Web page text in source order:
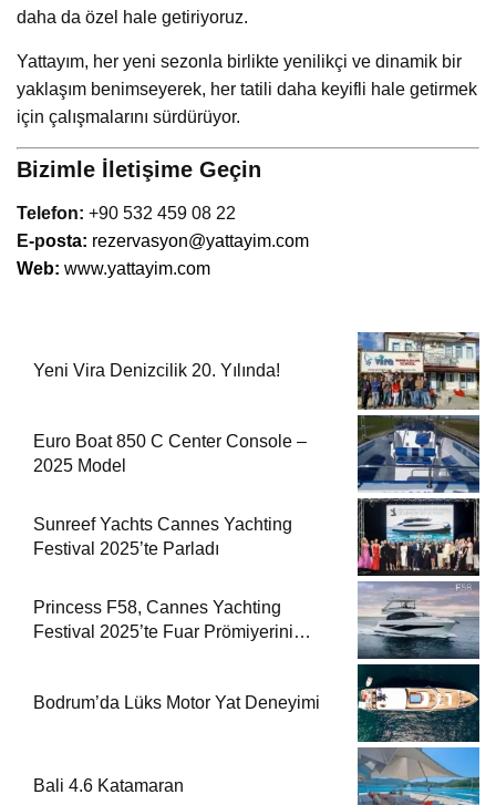
daha da özel hale getiriyoruz.
Yattayım, her yeni sezonla birlikte yenilikçi ve dinamik bir
yaklaşım benimseyerek, her tatili daha keyifli hale getirmek
için çalışmalarını sürdürüyor.
Bizimle İletişime Geçin
Telefon: +90 532 459 08 22
E-posta: rezervasyon@yattayim.com
Web: www.yattayim.com
Yeni Vira Denizcilik 20. Yılında!
Euro Boat 850 C Center Console –
2025 Model
Sunreef Yachts Cannes Yachting
Festival 2025’te Parladı
Princess F58, Cannes Yachting
Festival 2025’te Fuar Prömiyerini
Bodrum’da Lüks Motor Yat Deneyimi
Bali 4.6 Katamaran